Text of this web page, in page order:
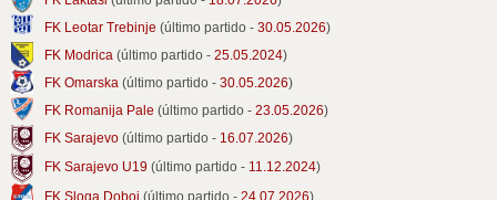
FK Leotar Trebinje (último partido - 30.05.2026)
FK Modrica(último partido - 25.05.2024)
FK Omarska(último partido - 30.05.2026)
FK Romanija Pale (último partido - 23.05.2026)
FK Sarajevo(último partido - 16.07.2026)
FK Sarajevo U19 (último partido - 11.12.2024)
FK Sloga Doboj (último partido - 24.07.2026)